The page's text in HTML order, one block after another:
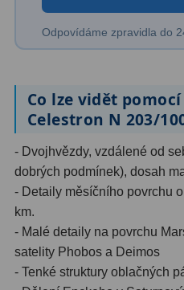
Pointace7
ADC, Tilting14
Rotátory34
Komponenty78
Helical výtahy11
Okulárové výtahy
Odpovídáme zpravidla do
Co lze vidět
Celestron N 203/
- Dvojhvězdy, vzdálené od
dobrých podmínek), dosah
- Detaily měsíčního povrchu
km.
- Malé detaily na povrchu
satelity Phobos a Deimos
- Tenké struktury oblačných